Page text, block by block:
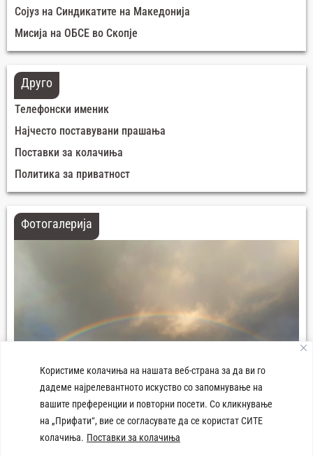
Користиме колачиња на нашата веб-страна за да ви го
дадеме најрелевантното искуство со запомнување на
вашите преференции и повторни посети. Со кликнување
на „Прифати“, вие се согласувате да се користат СИТЕ
колачиња. Поставки за колачиња
Сојуз на Синдикатите на Македонија
Мисија на ОБСЕ во Скопје
Друго
Телефонски именик
Најчесто поставувани прашања
Поставки за колачиња
Политика за приватност
Фотогалерија